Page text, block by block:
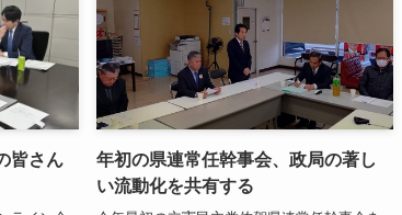
皆さん
年初の県連常任幹事会、政局の著し
い流動化を共有する